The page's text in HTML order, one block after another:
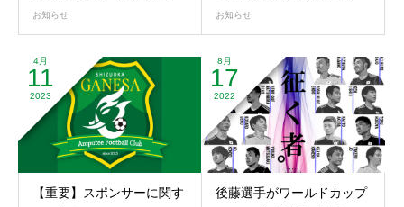
お知らせ お知らせ
4月
11
2023
【重要】スポンサーに関す
8月
17
2022
後藤選手がワールドカップ